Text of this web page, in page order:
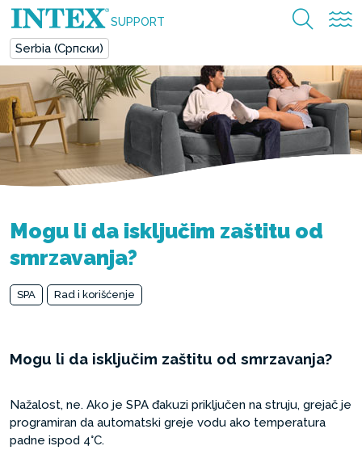
SUPPORT
Serbia (Српски)
Mogu li da isključim zaštitu od
smrzavanja?
SPA Rad i korišćenje
Mogu li da isključim zaštitu od smrzavanja?
Nažalost, ne. Ako je SPA đakuzi priključen na struju, grejač je
programiran da automatski greje vodu ako temperatura
padne ispod 4°C.